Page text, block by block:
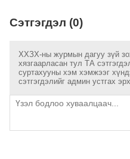
Сэтгэгдэл (0)
ХХЗХ-ны журмын дагуу зүй
хязгаарласан тул ТА
суртахууны хэм хэмжээг
сэтгэгдэлийг админ устгах